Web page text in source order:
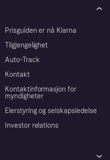
Prisguiden er nå Klarna
Tilgjengelighet
Auto-Track
Kontakt
Kontaktinformasjon for
myndigheter
Eierstyring og selskapsledelse
Investor relations